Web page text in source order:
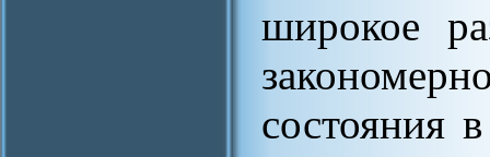
широкое
состояния